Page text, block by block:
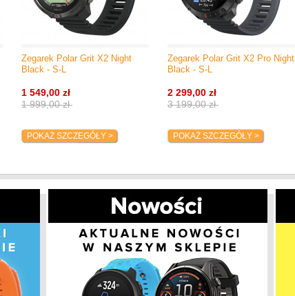
Zegarek Polar Grit X2 Night
Black - S-L
1 549,00 zł
1 999,00 zł
POKAŻ SZCZEGÓŁY >
Zegarek Polar Grit X2 Pro Night
Black - S-L
2 299,00 zł
3 199,00 zł
POKAŻ SZCZEGÓŁY >